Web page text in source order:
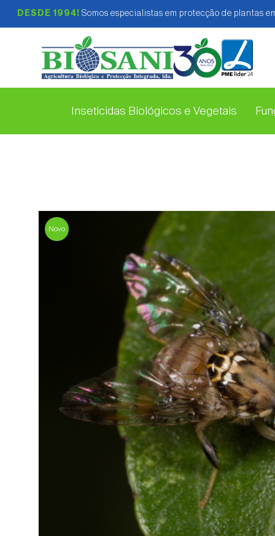
DESDE 1994! Somos especialistas em protecção de plantas
Inseticidas Biológicos e Vegetais
Novo